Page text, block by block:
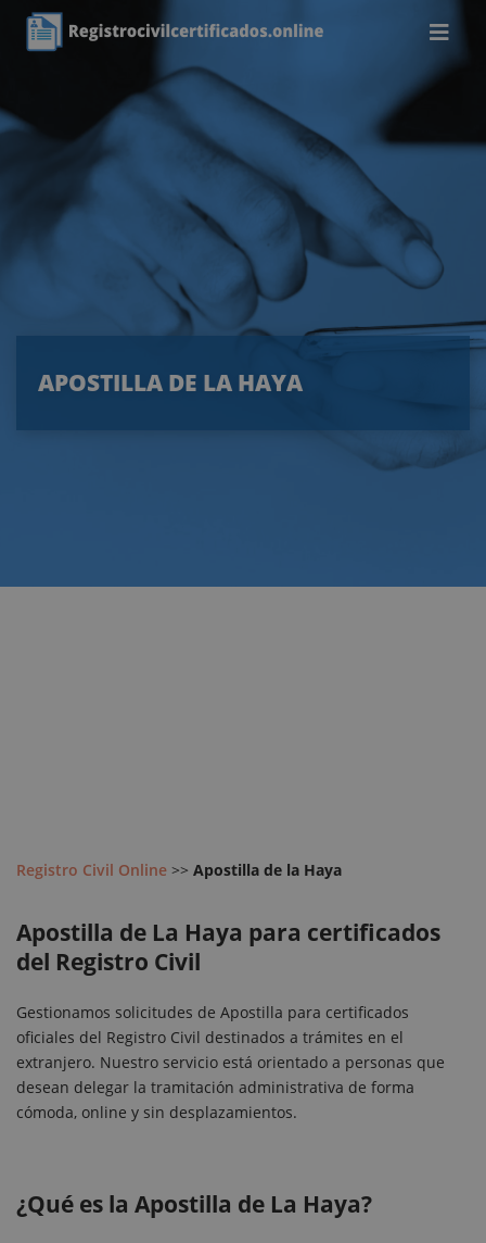
APOSTILLA DE LA HAYA
Registro Civil Online >> Apostilla de la Haya
Apostilla de La Haya para certificados
del Registro Civil
Gestionamos solicitudes de Apostilla para certificados
oficiales del Registro Civil destinados a trámites en el
extranjero. Nuestro servicio está orientado a personas que
desean delegar la tramitación administrativa de forma
cómoda, online y sin desplazamientos.
¿Qué es la Apostilla de La Haya?